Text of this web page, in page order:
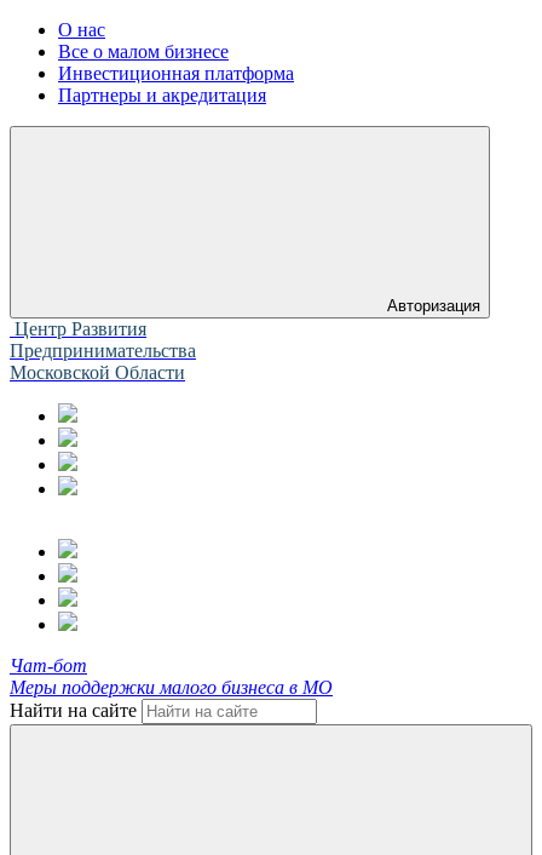
О нас
Все о малом бизнесе
Инвестиционная платформа
Партнеры и акредитация
Авторизация
Центр Развития
Предпринимательства
Московской Области
Чат-бот
Меры поддержки малого бизнеса в МО
Найти на сайте